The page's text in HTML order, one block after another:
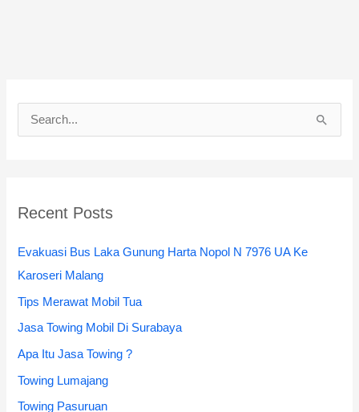
c
r
:
Recent Posts
Evakuasi Bus Laka Gunung Harta Nopol N 7976 UA Ke
Karoseri Malang
Tips Merawat Mobil Tua
Jasa Towing Mobil Di Surabaya
Apa Itu Jasa Towing ?
Towing Lumajang
Towing Pasuruan